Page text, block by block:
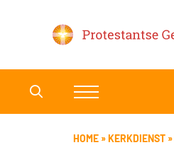
HOME»KERKDIENST»